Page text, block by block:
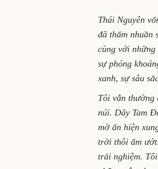
Thái Nguyên
đã thấm nhuần
cùng với
sự phóng
xanh, sự sâu
Tôi vẫn thường
núi. Dãy Tam
mờ ẩn hiện
trời thôi ẩm
trải nghiệm.